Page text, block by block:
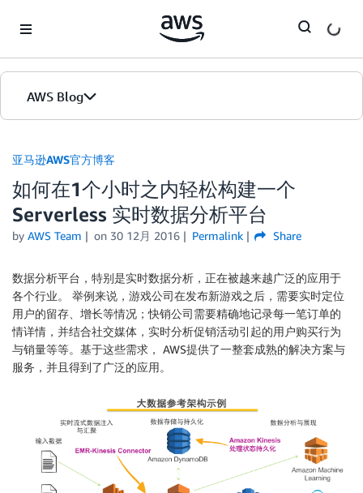
AWS Blog
首页
版本
亚马逊AWS官方博客
如何在1个小时之内轻松构建一个
Serverless 实时数据分析平台
by AWS Team on 30 12月 2016 Permalink Share
数据分析平台，特别是实时数据分析，正在被越来越广泛的应用于
各个行业。 举例来说，游戏公司在发布新游戏之后，需要实时定位
用户的留存、增长等情况；快销公司需要精确地记录每一笔订单的
情详情，并结合社交媒体，实时分析促销活动引起的用户购买行为
与销量等等。基于这些需求， AWS提供了一整套成熟的解决方案与
服务，并且得到了广泛的应用。